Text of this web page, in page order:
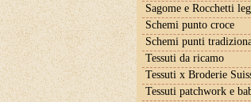
Sagome e Rocchetti
Schemi punto croce
Schemi punti
Tessuti da ricamo
Tessuti x Broderie
Tessuti patchwork e